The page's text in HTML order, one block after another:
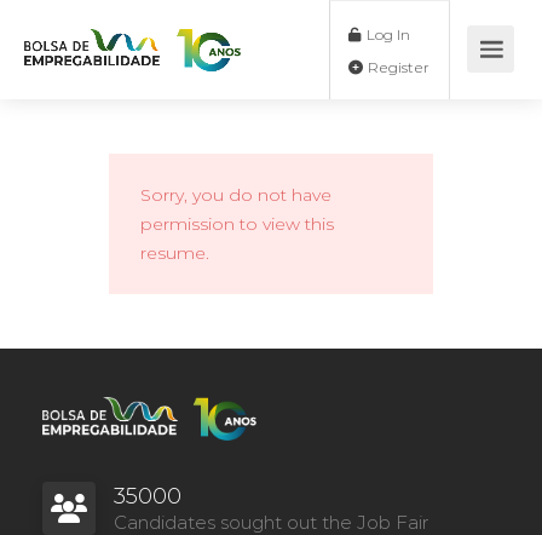
Log In
Sorry, you do not have
permission to view this
resume.
35000
Candidates sought out the Job Fair